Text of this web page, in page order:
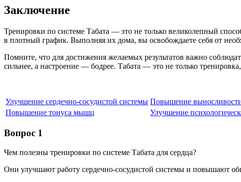
Заключение
Тренировки по системе Табата — это не только великолепный
в плотный график. Выполняя их дома, вы освобождаете себя от
Помните, что для достижения желаемых результатов важно
сильнее, а настроение — бодрее. Табата — это не только
Улучшение сердечно-сосудистой системы Повышение
Повышение тонуса мышц
Улучшение
Вопрос 1
Чем полезны тренировки по системе Табата для сердца?
Они улучшают работу сердечно-сосудистой системы и повышают